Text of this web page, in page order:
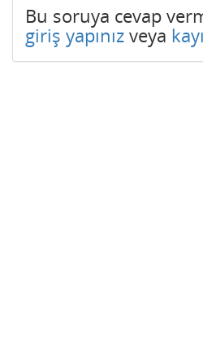
Bu soruya cevap
giriş yapınız veya